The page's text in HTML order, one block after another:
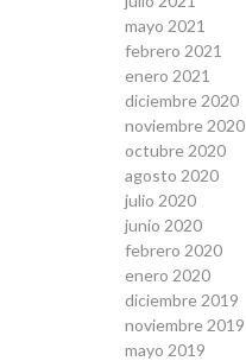
mayo 2021
febrero 2021
enero 2021
diciembre 2020
noviembre 2020
octubre 2020
agosto 2020
julio 2020
junio 2020
febrero 2020
enero 2020
diciembre 2019
noviembre 2019
mayo 2019